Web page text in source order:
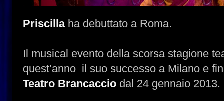
Priscilla ha debuttato a Roma.
Il musical evento della scorsa stagione
quest’anno il suo successo a Milano e
Teatro Brancaccio dal 24 gennaio 2013.